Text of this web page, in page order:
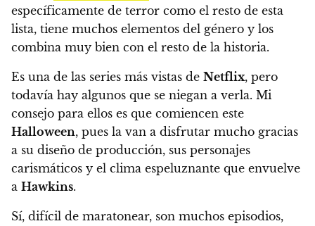
específicamente de terror como el resto de esta
lista, tiene muchos elementos del género y los
combina muy bien con el resto de la historia.
Es una de las series más vistas de Netflix, pero
todavía hay algunos que se niegan a verla. Mi
consejo para ellos es que comiencen este
Halloween, pues la van a disfrutar mucho gracias
a su diseño de producción, sus personajes
carismáticos y el clima espeluznante que envuelve
a Hawkins.
Sí, difícil de maratonear, son muchos episodios,